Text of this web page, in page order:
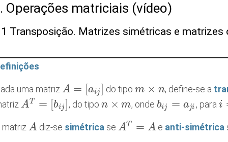
Operações matriciais (vídeo)
Transposição. Matrizes simétricas e matrizes
uma matriz A = [aij]
A= [ai do tipom × n
m× n , define-se a
AT = [bij]
AT= [bij , do tipo n × m
n× m , onde bij = aji
bij= aji , para i
i=
matriz A
A diz-se simétrica se AT = A
AT= A e anti-simétrica